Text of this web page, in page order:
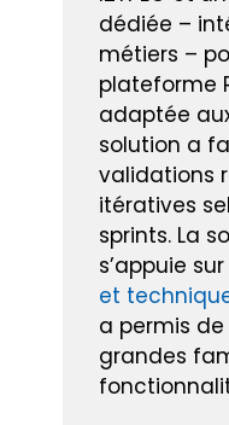
dédiée –
métiers –
plateforme
adaptée
solution a
validations
itératives
sprints. La
s’appuie
et
a permis
grandes